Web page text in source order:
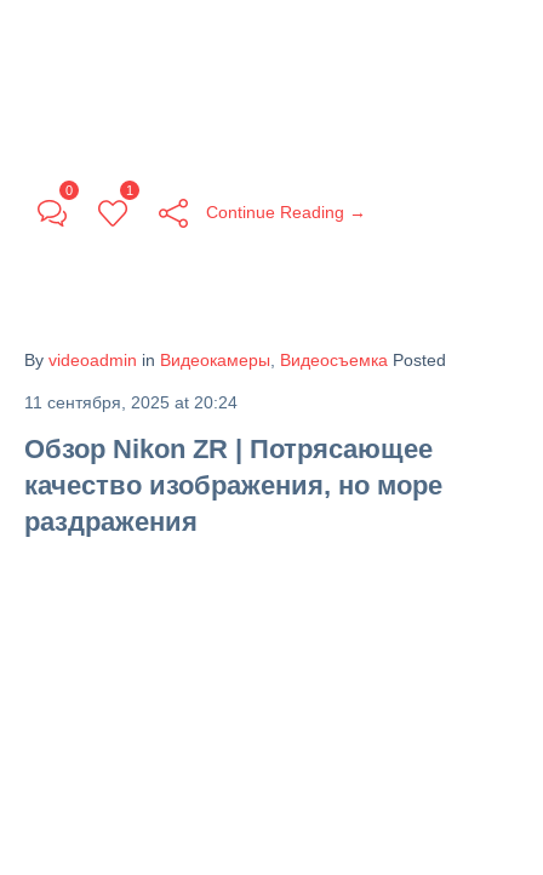
0 1
Continue Reading →
By videoadmin in Видеокамеры Видеосъемка Posted
11 сентября, 2025 at 20:24
Обзор Nikon ZR | Потрясающее
качество изображения, но море
раздражения